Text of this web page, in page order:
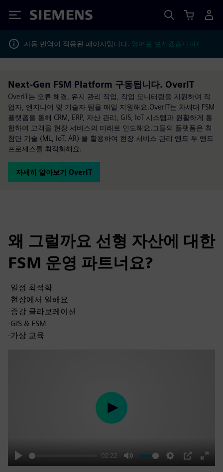
Siemens
자동 번역이 적용된 페이지입니다. 영어로 보시겠습니까?
Next-Gen FSM Platform 구동됩니다. OverIT
OverIT는 오류 해결, 유지 관리 작업, 작업 모니터링을 지원하여 작
업자, 엔지니어 및 기술자 팀을 매일 지원해요.OverIT는 차세대 FSM
플랫폼을 통해 CRM, ERP, 자산 관리, GIS, IoT 시스템과 원활하게 통
합하여 고객을 현장 서비스의 미래로 인도해요.그들의 플랫폼은 최
첨단 기술 (ML, IoT, AR) 을 활용하여 현장 서비스 관리 엔드 투 엔드
프로세스를 최적화해요.
자세히 알아보기 OverIT
왜 그럴까요 선형 자산에 대한
FSM 운영 파트너요?
-일정 최적화
-현장에서 일해요
-증강 콜라보레이션
-GIS & FSM
-가상 교육
Play
02:22
Mute Settings
PIP
Enter
Play